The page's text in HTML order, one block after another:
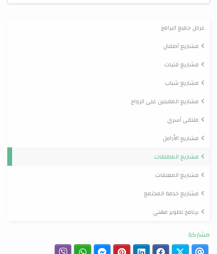
عرض جميع البرامج
مشاريع أطفال
مشاريع فتيات
مشاريع شباب
مشاريع المقبلين على الزواج
ملتقى أسري
مشاريع الأرامل
مشاريع المطلقات
مشاريع المعنفات
مشاريع خدمة المجتمع
برنامج تطوير مهني
مشاركة